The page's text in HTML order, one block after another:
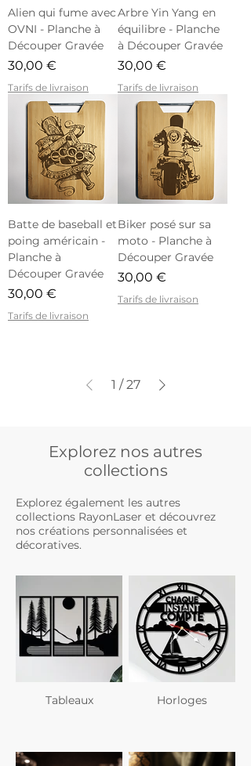
Alien qui fume avec
OVNI - Planche à
Découper Gravée
Prix
30,00 €
Tarifs de livraison
Arbre Yin Yang en
équilibre - Planche
à Découper Gravée
Prix
30,00 €
Tarifs de livraison
Batte de baseball et
poing américain -
Planche à
Découper Gravée
Prix
30,00 €
Tarifs de livraison
Biker posé sur sa
moto - Planche à
Découper Gravée
Prix
30,00 €
Tarifs de livraison
1 / 27
Explorez nos autres
collections
Explorez également les autres
collections RayonLaser et découvrez
nos créations personnalisées et
décoratives.
Tableaux Horloges